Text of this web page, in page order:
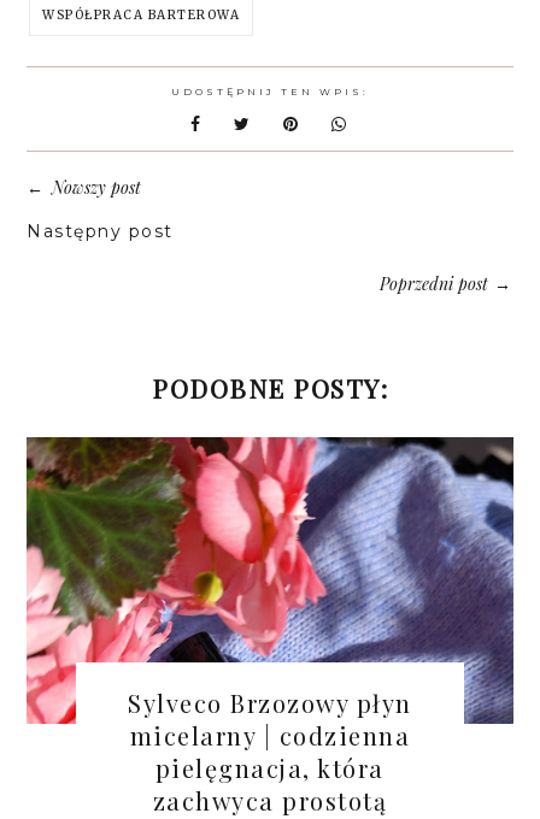
WSPÓŁPRACA BARTEROWA
UDOSTĘPNIJ TEN WPIS:
←Nowszy post
Następny post
Poprzedni post→
PODOBNE POSTY:
Sylveco Brzozowy płyn
micelarny | codzienna
pielęgnacja, która
zachwyca prostotą